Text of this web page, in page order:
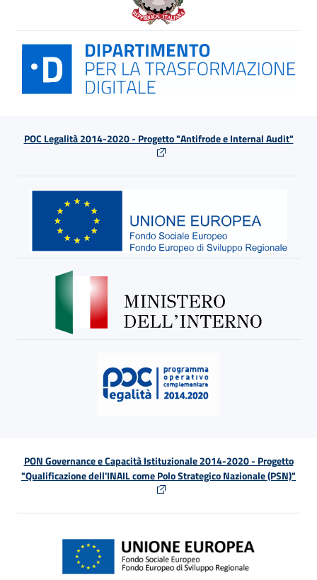
POC Legalità 2014-2020 - Progetto "Antifrode e Internal Audit"
PON Governance e Capacità Istituzionale 2014-2020 - Progetto
"Qualificazione dell'INAIL come Polo Strategico Nazionale (PSN)"